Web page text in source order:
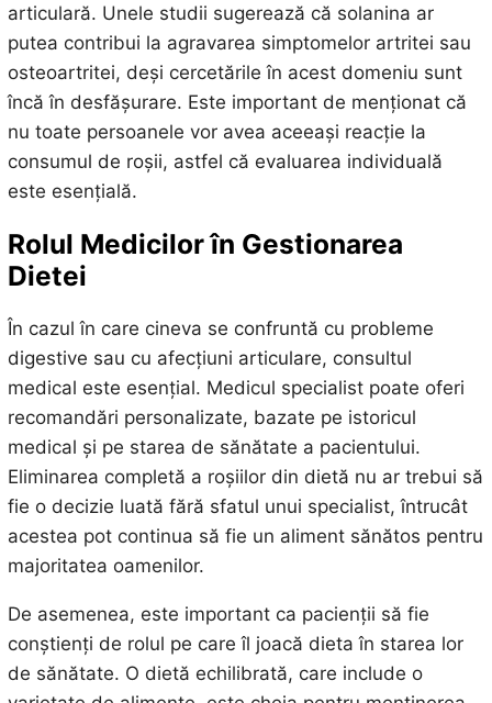
articulară. Unele studii sugerează că solanina ar
putea contribui la agravarea simptomelor artritei sau
osteoartritei, deși cercetările în acest domeniu sunt
încă în desfășurare. Este important de menționat că
nu toate persoanele vor avea aceeași reacție la
consumul de roșii, astfel că evaluarea individuală
este esențială.
Rolul Medicilor în Gestionarea
Dietei
În cazul în care cineva se confruntă cu probleme
digestive sau cu afecțiuni articulare, consultul
medical este esențial. Medicul specialist poate oferi
recomandări personalizate, bazate pe istoricul
medical și pe starea de sănătate a pacientului.
Eliminarea completă a roșiilor din dietă nu ar trebui să
fie o decizie luată fără sfatul unui specialist, întrucât
acestea pot continua să fie un aliment sănătos pentru
majoritatea oamenilor.
De asemenea, este important ca pacienții să fie
conștienți de rolul pe care îl joacă dieta în starea lor
de sănătate. O dietă echilibrată, care include o